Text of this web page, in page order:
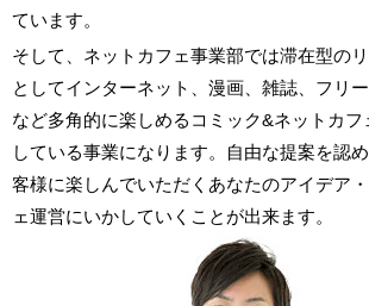
ています。
そして、ネットカフェ事業部では滞在型の
としてインターネット、漫画、雑誌、フリ
など多角的に楽しめるコミック&ネットカ
している事業になります。自由な提案を認
客様に楽しんでいただくあなたのアイデア
ェ運営にいかしていくことが出来ます。